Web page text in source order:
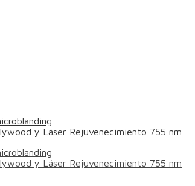
y Láser Rejuvenecimiento 755 nm
y Láser Rejuvenecimiento 755 nm